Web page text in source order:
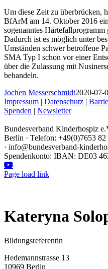
Um diese Zeit zu überbrücken,
BfArM am 14. Oktober 2016
sogenanntes Härtefallprogramm
Dadurch ist es möglich unter
Umständen schwer betroffene
SMA Typ I schon vor einer
über die Zulassung mit
behandeln.
Jochen Messerschmidt2020-07-
Impressum | Datenschutz |
Spenden | Newsletter
Bundesverband Kinderhospiz
Berlin · Telefon: +49(0)7653
· info@bundesverband-
Spendenkonto: IBAN: DE03
Facebook
Instagram
LinkedIn
YouTube
Page load link
Kateryna
Bildungsreferentin
Hedemannstrasse 13
10969 Berlin